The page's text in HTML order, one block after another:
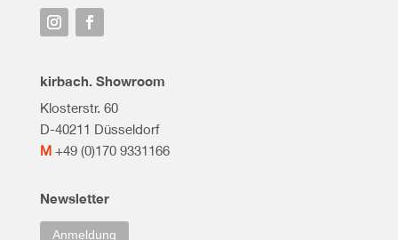
kirbach. Showroom
Klosterstr. 60
D-40211 Düsseldorf
M+49 (0)170 9331166
Newsletter
Anmeldung